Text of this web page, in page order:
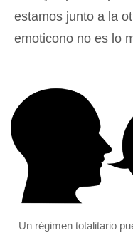
estamos junto a la
emoticono no es lo
Un régimen totalitario